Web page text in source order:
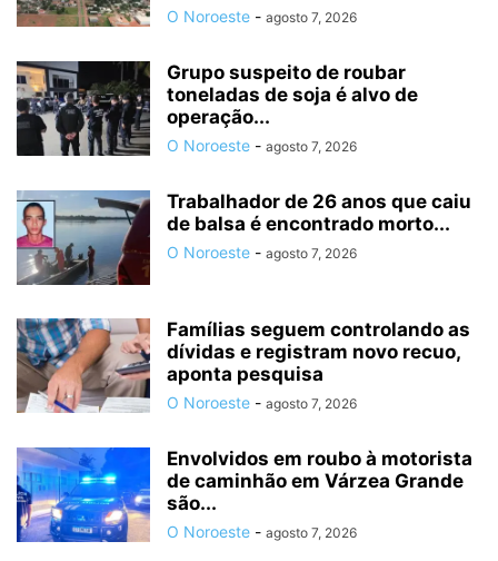
O Noroeste - agosto 7, 2026
Grupo suspeito de roubar
toneladas de soja é alvo de
operação...
O Noroeste - agosto 7, 2026
Trabalhador de 26 anos que caiu
de balsa é encontrado morto...
O Noroeste - agosto 7, 2026
Famílias seguem controlando as
dívidas e registram novo recuo,
aponta pesquisa
O Noroeste - agosto 7, 2026
Envolvidos em roubo à motorista
de caminhão em Várzea Grande
são...
O Noroeste - agosto 7, 2026